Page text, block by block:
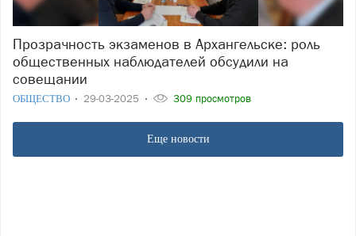
Прозрачность экзаменов в Архангельске: роль
общественных наблюдателей обсудили на
совещании
ОБЩЕСТВО 29-03-2025 309 просмотров
Еще новости